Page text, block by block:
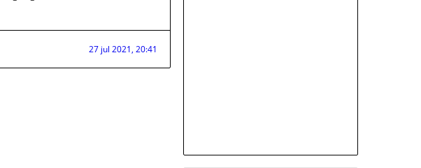
27 jul 2021, 20:41